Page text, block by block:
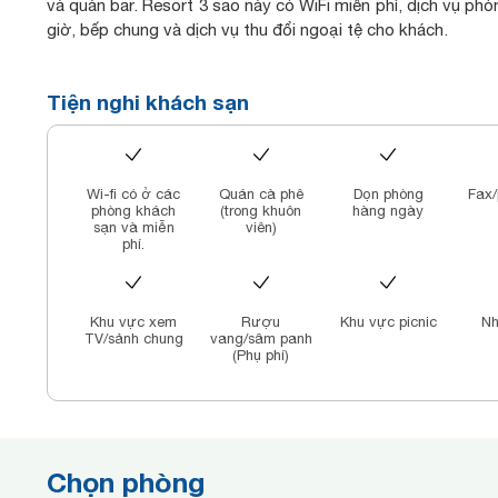
và quán bar. Resort 3 sao này có WiFi miễn phí, dịch vụ
giờ, bếp chung và dịch vụ thu đổi ngoại tệ cho khách.
Các điểm tham quan nổi tiếng gần chỗ nghỉ bao gồm Bãi
tàng Cội Nguồn.
Tiện nghi khách sạn
Wi-fi có ở các
phòng khách
sạn và miễn
phí.
Quán cà phê
(trong khuôn
viên)
Dọn phòng
hàng ngày
Khu vực xem
TV/sảnh chung
Rượu
vang/sâm panh
(Phụ phí)
Khu vực picnic
Chọn phòng